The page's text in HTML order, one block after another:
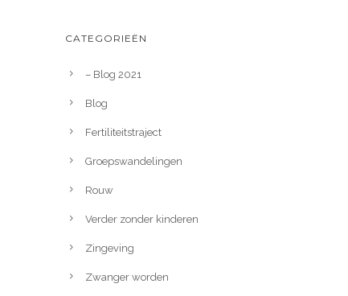
CATEGORIEËN
– Blog 2021
Blog
Fertiliteitstraject
Groepswandelingen
Rouw
Verder zonder kinderen
Zingeving
Zwanger worden